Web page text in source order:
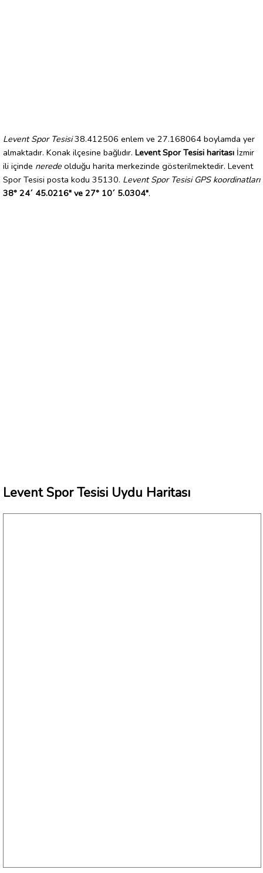
Levent Spor Tesisi38.412506 enlem ve 27.168064 boylamda yer
almaktadır. Konak ilçesine bağlıdır. Levent Spor Tesisi haritası İzmir
ili içinde nerede olduğu harita merkezinde gösterilmektedir. Levent
Spor Tesisi posta kodu 35130. Levent Spor Tesisi GPS koordinatları
38° 24´ 45.0216" ve 27° 10´ 5.0304".
Levent Spor Tesisi Uydu Haritası